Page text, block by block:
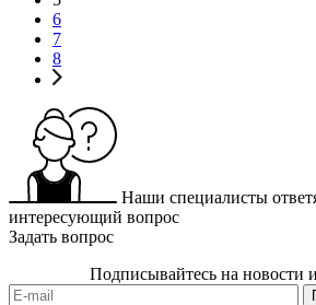
6
7
8
Наши специалисты
интересующий вопрос
Задать вопрос
Подписывайтесь на новости